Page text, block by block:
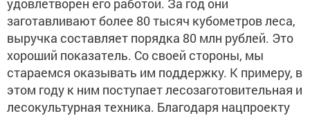
удовлетворен его работой. За год они
заготавливают более 80 тысяч кубометров леса,
выручка составляет порядка 80 млн рублей. Это
хороший показатель. Со своей стороны, мы
стараемся оказывать им поддержку. К примеру, в
этом году к ним поступает лесозаготовительная и
лесокультурная техника. Благодаря нацпроекту